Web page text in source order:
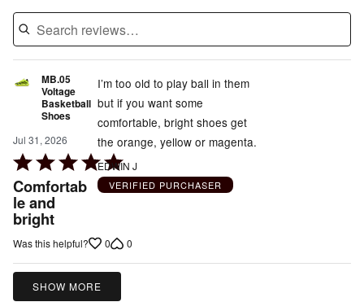
MB.05
Voltage
Basketball
Shoes
Jul 31, 2026
Rated
5
out
of
5
Comfortab
le and
bright
I’m too old to play ball in them
but if you want some
comfortable, bright shoes get
the orange, yellow or magenta.
EDWIN J
VERIFIED PURCHASER
Was this helpful? 0 0
SHOW MORE